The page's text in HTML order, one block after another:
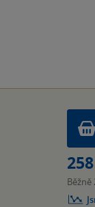
Běžně